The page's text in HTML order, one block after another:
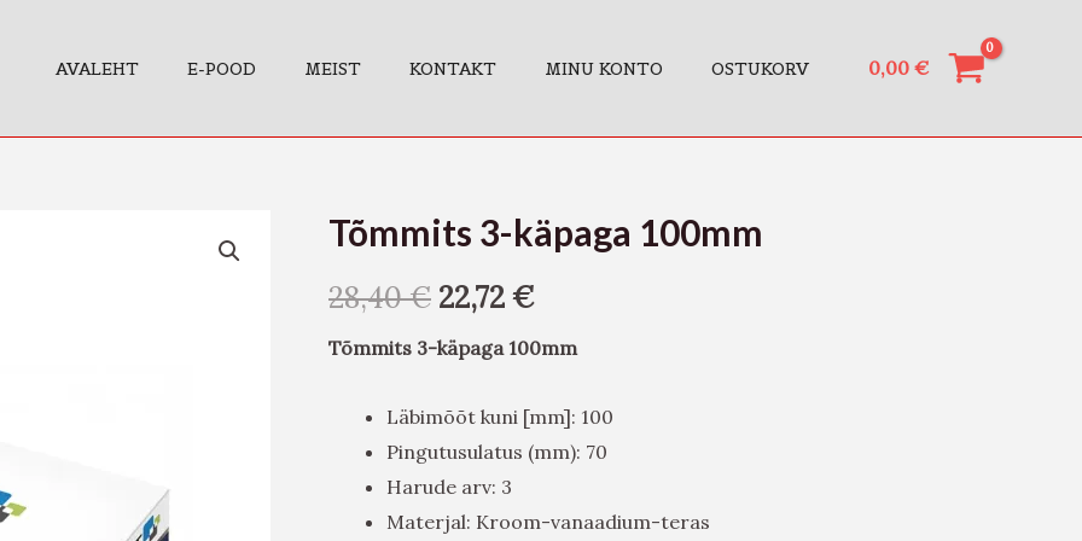
AVALEHT E-POOD MEIST KONTAKT MINU KONTO OSTUKORV 0,00 €
Tõmmits 3-käpaga 100mm
28,40€ 22,72€
Tõmmits 3-käpaga 100mm
Läbimõõt kuni [mm]: 100
Pingutusulatus (mm): 70
Harude arv: 3
Materjal: Kroom-vanaadium-teras
Tõmmits
käpaga